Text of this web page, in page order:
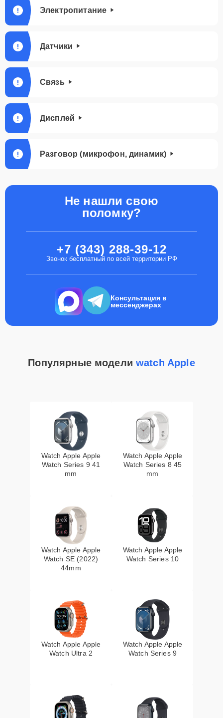
Электропитание
Датчики
Связь
Дисплей
Разговор (микрофон, динамик)
Не нашли свою
поломку?
+7 (343) 288-39-12
Звонок бесплатный по всей территории РФ
Консультация в
мессенджерах
Популярные моделиwatch Apple
Watch Apple Apple
Watch Series 9 41
mm
Watch Apple Apple
Watch Series 8 45
mm
Watch Apple Apple
Watch SE (2022)
44mm
Watch Apple Apple
Watch Series 10
Watch Apple Apple
Watch Ultra 2
Watch Apple Apple
Watch Series 9